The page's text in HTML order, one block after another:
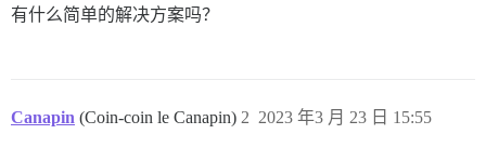
有什么简单的解决方案吗？
Canapin (Coin-coin le Canapin) 2023 年3 月 23 日 15:55
2